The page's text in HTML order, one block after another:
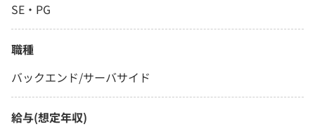
SE・PG
職種
バックエンド/サーバサイド
給与(想定年収)